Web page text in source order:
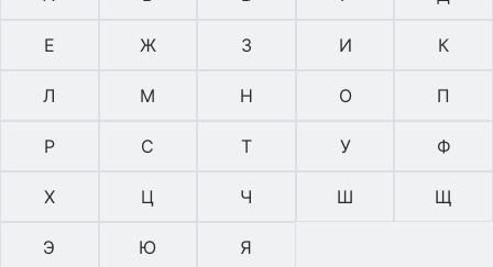
Е Ж З И К
Л М Н О П
Р С Т У Ф
Х Ц Ч Ш Щ
Э Ю Я